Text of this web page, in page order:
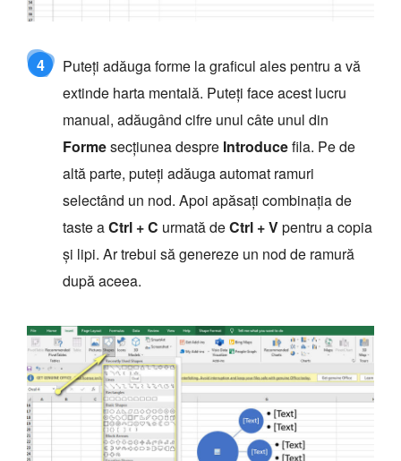
4
Puteți adăuga forme la graficul ales pentru a vă
extinde harta mentală. Puteți face acest lucru
manual, adăugând cifre unul câte unul din
Formesecțiunea despre Introducefila. Pe de
altă parte, puteți adăuga automat ramuri
selectând un nod. Apoi apăsați combinația de
taste aCtrl + C urmată deCtrl + Vpentru a copia
și lipi. Ar trebui să genereze un nod de ramură
după aceea.